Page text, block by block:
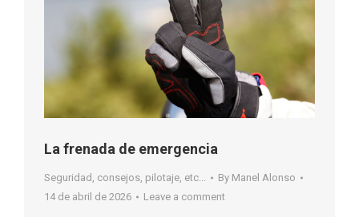
La frenada de emergencia
Seguridad, consejos, pilotaje, etc... By Manel Alonso
14 de abril de 2026
Leave a comment